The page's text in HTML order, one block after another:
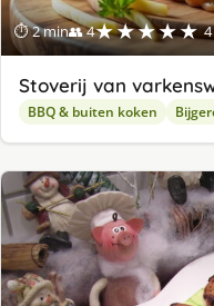
⏱ 2 min👥 4★★★★★
Stoverij van
BBQ & buiten koken